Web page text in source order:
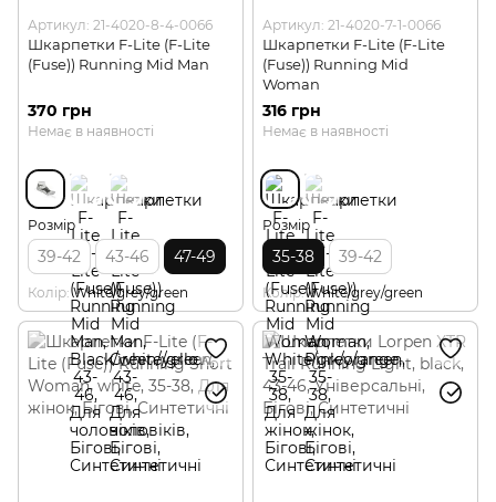
Артикул: 21-4020-8-4-0066
Шкарпетки F-Lite (F-Lite
(Fuse)) Running Mid Man
370 грн
Немає в наявності
Розмір
39-42 43-46 47-49
Колір White/grey/green
Артикул: 21-4020-7-1-0066
Шкарпетки F-Lite (F-Lite
(Fuse)) Running Mid
Woman
316 грн
Немає в наявності
Розмір
35-38 39-42
Колір White/grey/green